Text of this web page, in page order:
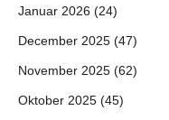
Januar 2026 (24)
December 2025 (47)
November 2025 (62)
Oktober 2025 (45)